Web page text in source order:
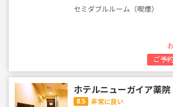
セミダブルルーム（喫煙）
ご予
ホテルニューガイア薬院
8.5 非常に良い